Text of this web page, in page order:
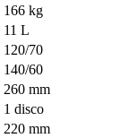
166 kg
11 L
120/70
140/60
260 mm
1 disco
220 mm